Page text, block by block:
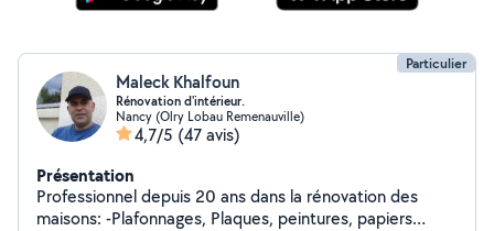
Particulier
Maleck Khalfoun
Rénovation d'intérieur.
Nancy (Olry Lobau Remenauville)
4,7/5 (47 avis)
Présentation
Professionnel depuis 20 ans dans la rénovation des
maisons: -Plafonnages, Plaques, peintures, papiers